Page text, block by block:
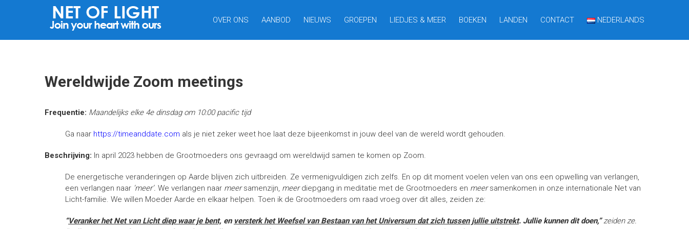
OVER ONS AANBOD NIEUWS GROEPEN LIEDJES & MEER BOEKEN LANDEN CONTACT NEDERLANDS
Wereldwijde Zoom meetings
Frequentie: Maandelijks elke 4e dinsdag om 10:00 pacific tijd
Ga naar https://timeanddate.com als je niet zeker weet hoe laat deze bijeenkomst in jouw deel van de wereld wordt gehouden.
Beschrijving: In april 2023 hebben de Grootmoeders ons gevraagd om wereldwijd samen te komen op Zoom.
De energetische veranderingen op Aarde blijven zich uitbreiden. Ze vermenigvuldigen zich zelfs. En op dit moment voelen velen van ons een opwelling van verlangen,
een verlangen naar ‘meer’. We verlangen naar meersamenzijn, meerdiepgang in meditatie met de Grootmoeders en meersamenkomen in onze internationale Net van
Licht-familie. We willen Moeder Aarde en elkaar helpen. Toen ik de Grootmoeders om raad vroeg over dit alles, zeiden ze:
“Veranker het Net van Licht diep waar je bent, en versterk het Weefsel van Bestaan van het Universum dat zich tussen jullie uitstrekt. Jullie kunnen dit doen,”zeiden ze.